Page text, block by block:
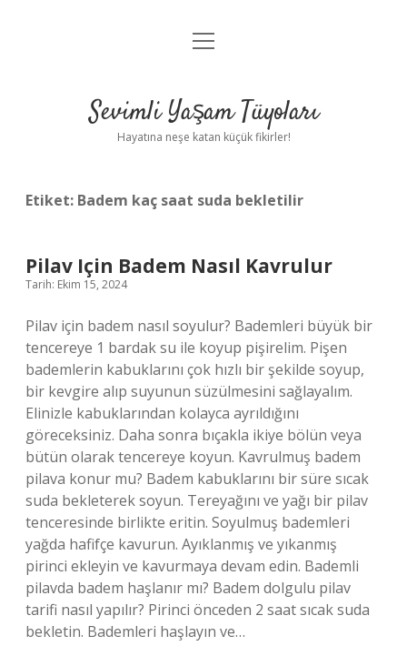
Anasayfa
Yasal Uyarı
menüyü
Sevimli Yaşam Tüyoları
Hayatına neşe katan küçük fikirler!
Etiket: Badem kaç saat suda bekletilir
Pilav Için Badem Nasıl Kavrulur
Tarih: Ekim 15, 2024
Pilav için badem nasıl soyulur? Bademleri büyük bir
tencereye 1 bardak su ile koyup pişirelim. Pişen
bademlerin kabuklarını çok hızlı bir şekilde soyup,
bir kevgire alıp suyunun süzülmesini sağlayalım.
Elinizle kabuklarından kolayca ayrıldığını
göreceksiniz. Daha sonra bıçakla ikiye bölün veya
bütün olarak tencereye koyun. Kavrulmuş badem
pilava konur mu? Badem kabuklarını bir süre sıcak
suda bekleterek soyun. Tereyağını ve yağı bir pilav
tenceresinde birlikte eritin. Soyulmuş bademleri
yağda hafifçe kavurun. Ayıklanmış ve yıkanmış
pirinci ekleyin ve kavurmaya devam edin. Bademli
pilavda badem haşlanır mı? Badem dolgulu pilav
tarifi nasıl yapılır? Pirinci önceden 2 saat sıcak suda
bekletin. Bademleri haşlayın ve…